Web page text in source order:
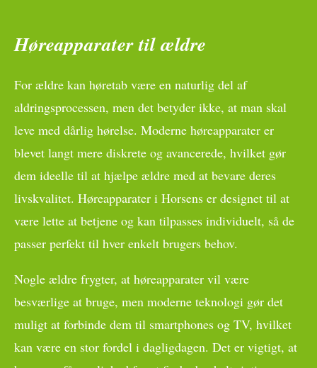
Høreapparater til ældre
For ældre kan høretab være en naturlig del af
aldringsprocessen, men det betyder ikke, at man skal
leve med dårlig hørelse. Moderne høreapparater er
blevet langt mere diskrete og avancerede, hvilket gør
dem ideelle til at hjælpe ældre med at bevare deres
livskvalitet. Høreapparater i Horsens er designet til at
være lette at betjene og kan tilpasses individuelt, så de
passer perfekt til hver enkelt brugers behov.
Nogle ældre frygter, at høreapparater vil være
besværlige at bruge, men moderne teknologi gør det
muligt at forbinde dem til smartphones og TV, hvilket
kan være en stor fordel i dagligdagen. Det er vigtigt, at